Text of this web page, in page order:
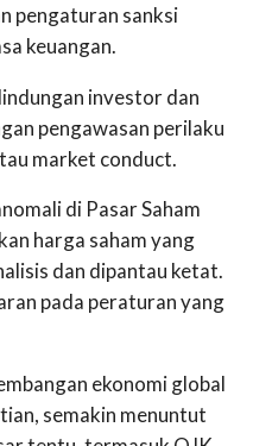
pengaturan sanksi
keuangan.
investor dan
pengawasan perilaku
market conduct.
di Pasar Saham
harga saham yang
dan dipantau ketat.
pada peraturan yang
ekonomi global
semakin menuntut